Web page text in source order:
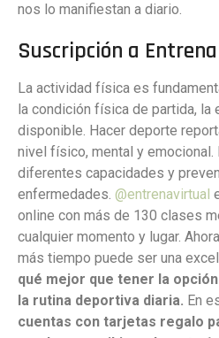
nos lo manifiestan a diario.
Suscripción a
La actividad física es
la condición física de partida, la
disponible. Hacer deporte
nivel físico, mental y
diferentes capacidades y
enfermedades. @entrenavirtual
online con más de 130 clases
cualquier momento y lugar.
más tiempo puede ser una
qué mejor que tener la
la rutina deportiva diaria. En
cuentas con tarjetas regalo